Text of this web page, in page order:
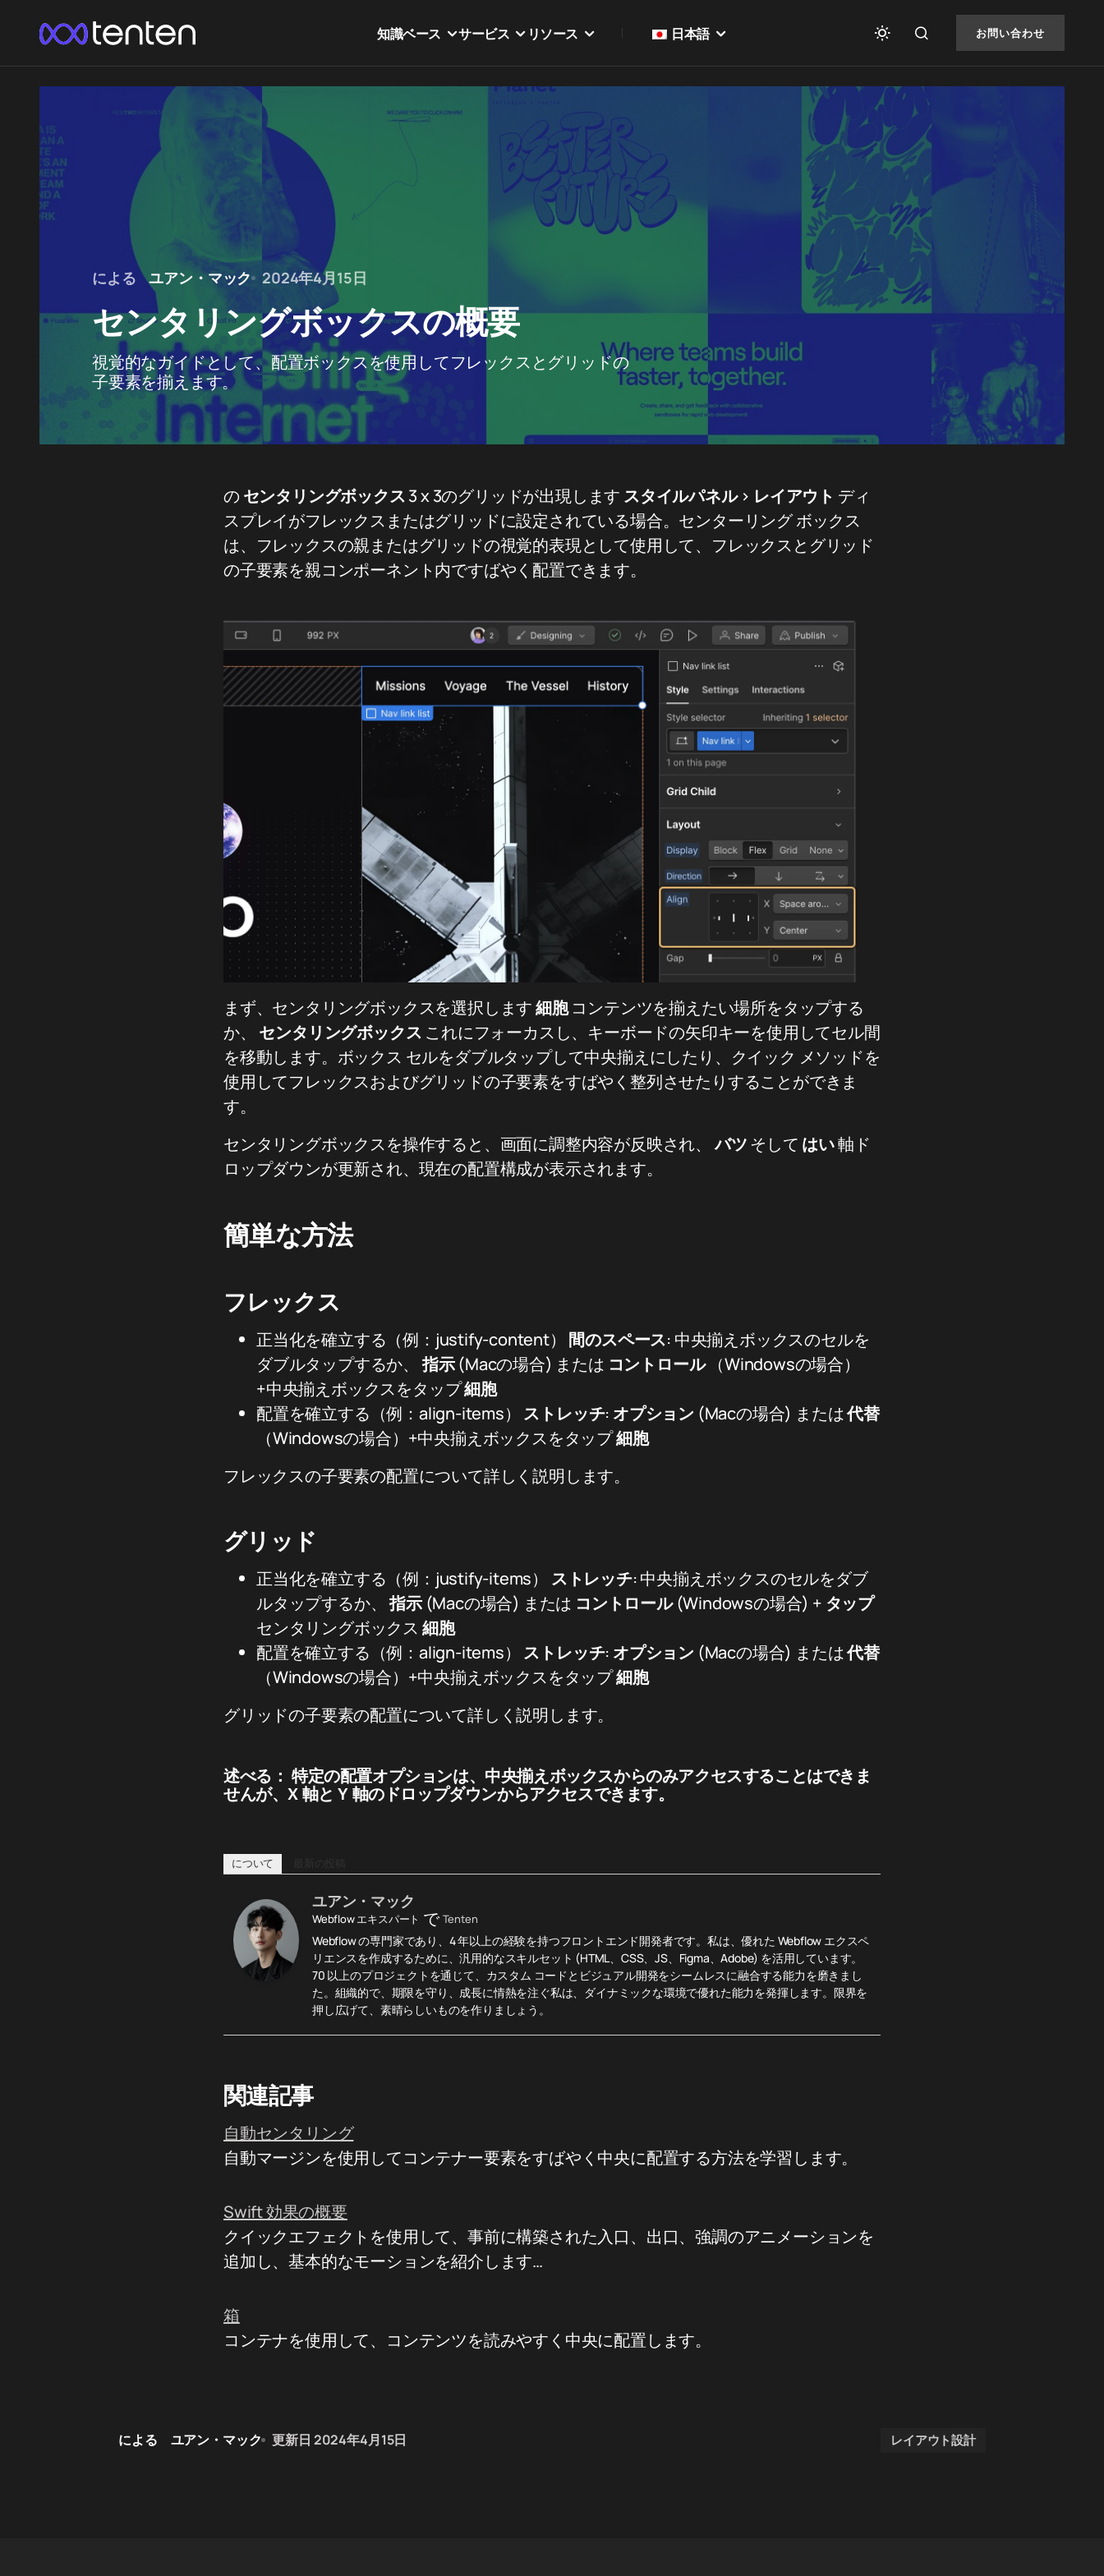
知識ベース サービス リソース 日本語 お問い合わせ
による ユアン・マック 2024年4月15日
センタリングボックスの概要
視覚的なガイドとして、配置ボックスを使用してフレックスとグリッドの
子要素を揃えます。
の センタリングボックス3 x 3のグリッドが出現します スタイルパネル> レイアウト ディ
スプレイがフレックスまたはグリッドに設定されている場合。センターリング ボックス
は、フレックスの親またはグリッドの視覚的表現として使用して、フレックスとグリッド
の子要素を親コンポーネント内ですばやく配置できます。
まず、センタリングボックスを選択します細胞コンテンツを揃えたい場所をタップする
か、 センタリングボックス これにフォーカスし、キーボードの矢印キーを使用してセル間
を移動します。ボックス セルをダブルタップして中央揃えにしたり、クイック メソッドを
使用してフレックスおよびグリッドの子要素をすばやく整列させたりすることができま
す。
センタリングボックスを操作すると、画面に調整内容が反映され、バツそして はい軸ド
ロップダウンが更新され、現在の配置構成が表示されます。
簡単な方法
フレックス
正当化を確立する（例：justify-content） 間のスペース: 中央揃えボックスのセルを
ダブルタップするか、 指示(Macの場合) または コントロール（Windowsの場合）
+中央揃えボックスをタップ細胞
配置を確立する（例：align-items） ストレッチ: オプション (Macの場合) または代替
（Windowsの場合）+中央揃えボックスをタップ細胞
フレックスの子要素の配置について詳しく説明します。
グリッド
正当化を確立する（例：justify-items） ストレッチ: 中央揃えボックスのセルをダブ
ルタップするか、指示(Macの場合) または コントロール(Windowsの場合) + タップ
センタリングボックス 細胞
配置を確立する（例：align-items） ストレッチ: オプション (Macの場合) または代替
（Windowsの場合）+中央揃えボックスをタップ細胞
グリッドの子要素の配置について詳しく説明します。
述べる： 特定の配置オプションは、中央揃えボックスからのみアクセスすることはできま
せんが、X 軸と Y 軸のドロップダウンからアクセスできます。
について 最新の投稿
ユアン・マック
Webflow エキスパート でTenten
Webflow の専門家であり、4 年以上の経験を持つフロントエンド開発者です。私は、優れた Webflow エクスペ
リエンスを作成するために、汎用的なスキルセット (HTML、CSS、JS、Figma、Adobe) を活用しています。
70 以上のプロジェクトを通じて、カスタム コードとビジュアル開発をシームレスに融合する能力を磨きまし
た。組織的で、期限を守り、成長に情熱を注ぐ私は、ダイナミックな環境で優れた能力を発揮します。限界を
押し広げて、素晴らしいものを作りましょう。
関連記事
自動センタリング
自動マージンを使用してコンテナー要素をすばやく中央に配置する方法を学習します。
Swift 効果の概要
クイックエフェクトを使用して、事前に構築された入口、出口、強調のアニメーションを
追加し、基本的なモーションを紹介します…
箱
コンテナを使用して、コンテンツを読みやすく中央に配置します。
による ユアン・マック 更新日 2024年4月15日 レイアウト設計